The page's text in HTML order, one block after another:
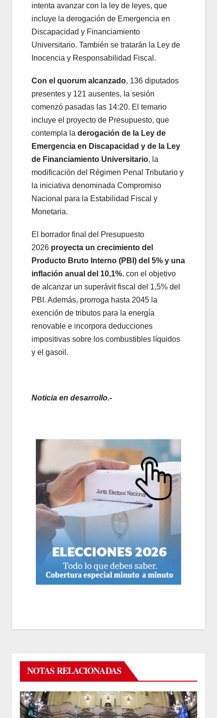
intenta avanzar con la ley de leyes, que
incluye la derogación de Emergencia en
Discapacidad y Financiamiento
Universitario. También se tratarán la Ley de
Inocencia y Responsabilidad Fiscal.
Con el quorum alcanzado, 136 diputados
presentes y 121 ausentes, la sesión
comenzó pasadas las 14:20. El temario
incluye el proyecto de Presupuesto, que
contempla la derogación de la Ley de
Emergencia en Discapacidad y de la Ley
de Financiamiento Universitario, la
modificación del Régimen Penal Tributario y
la iniciativa denominada Compromiso
Nacional para la Estabilidad Fiscal y
Monetaria.
El borrador final del Presupuesto
2026 proyecta un crecimiento del
Producto Bruto Interno (PBI) del 5% y una
inflación anual del 10,1%, con el objetivo
de alcanzar un superávit fiscal del 1,5% del
PBI. Además, prorroga hasta 2045 la
exención de tributos para la energía
renovable e incorpora deducciones
impositivas sobre los combustibles líquidos
y el gasoil.
Noticia en desarrollo.-
NOTAS RELACIONADAS